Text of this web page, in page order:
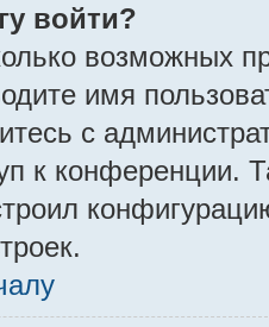
войти?
возможных
имя
с
к конференции.